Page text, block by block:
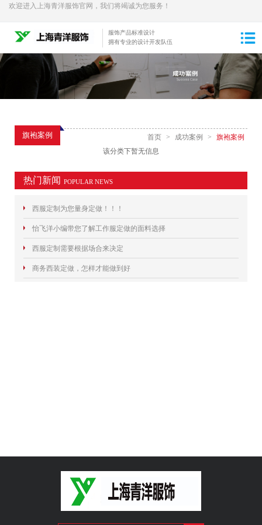
欢迎进入上海青洋服饰官网，我们将竭诚为您服务！
服饰产品标准设计
拥有专业的设计开发队伍
旗袍案例 首页 > 成功案例 >
旗袍案例
该分类下暂无信息
热门新闻 POPULAR NEWS
西服定制为您量身定做！！！
怡飞洋小编带您了解工作服定做的面料选择
西服定制需要根据场合来决定
商务西装定做，怎样才能做到好